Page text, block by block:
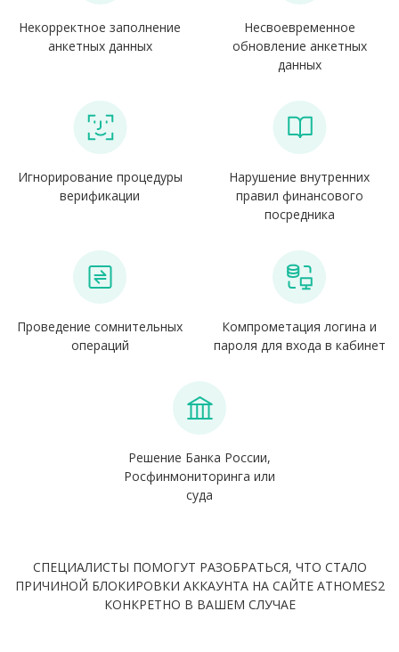
Некорректное заполнение
анкетных данных
Несвоевременное
обновление анкетных
данных
Игнорирование процедуры
верификации
Нарушение внутренних
правил финансового
посредника
Проведение сомнительных
операций
Компрометация логина и
пароля для входа в кабинет
Решение Банка России,
Росфинмониторинга или
суда
СПЕЦИАЛИСТЫ ПОМОГУТ РАЗОБРАТЬСЯ, ЧТО СТАЛО
ПРИЧИНОЙ БЛОКИРОВКИ АККАУНТА НА САЙТЕ ATHOMES2
КОНКРЕТНО В ВАШЕМ СЛУЧАЕ